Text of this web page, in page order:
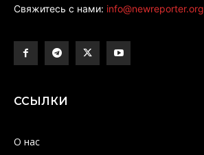
Свяжитесь с нами: info@newreporter.org
ССЫЛКИ
О нас